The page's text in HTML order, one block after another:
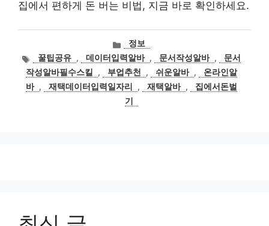
집에서 편하게 돈 버는 비법, 지금 바로 확인하세요.
카
테
고
리
정보
태
그
꿀팁공유 , 데이터입력알바 , 문서작성알바 ,
문서
작성알바필수스킬
, 부업추천 , 쉬운알바 ,
온라인알
바 , 재택데이터입력일자리 , 재택알바 ,
집에서돈벌
기